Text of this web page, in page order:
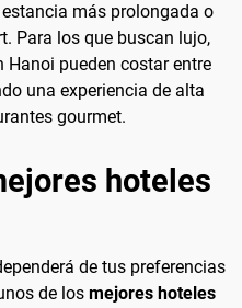
más prolongada o
Para los que buscan lujo,
Hanoi pueden costar entre
una experiencia de alta
gourmet.
hoteles
de tus preferencias
de los mejores hoteles